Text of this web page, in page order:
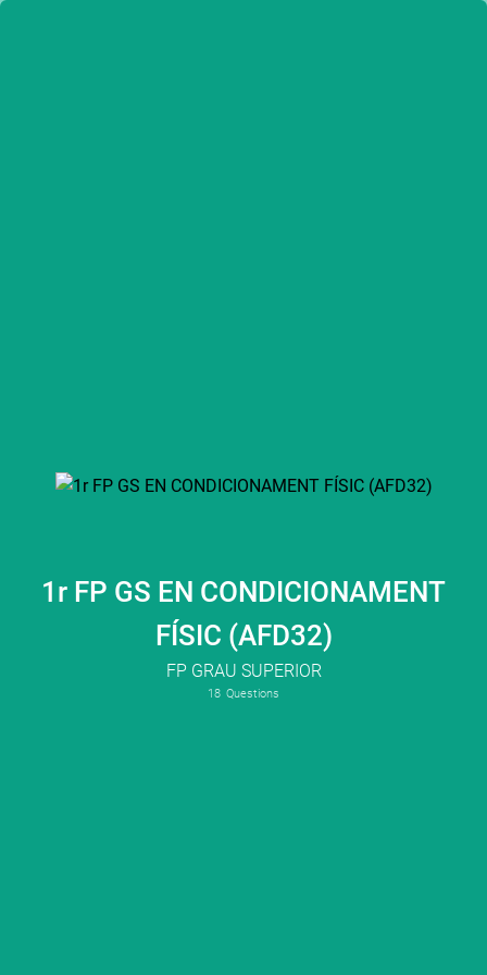
1r FP GS EN CONDICIONAMENT
FÍSIC (AFD32)
FP GRAU SUPERIOR
18 Questions